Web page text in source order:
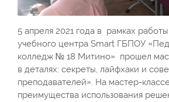
5 апреля 2021 года в рамках
учебного центра Smart ГБПОУ
колледж № 18 Митино» прошел
в деталях: секреты, лайфхаки и
преподавателей». На мастер-
преимущества использования